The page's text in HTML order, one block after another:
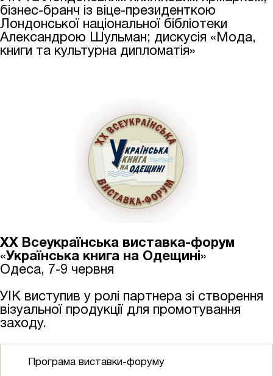
бізнес-бранч із віце-президенткою
Лондонської національної бібліотеки
Александрою Шульман; дискусія «Мода,
книги та культурна дипломатія»
ХХ Всеукраїнська виставка-форум
«Українська книга на Одещині»
Одеса, 7-9 червня
УІК виступив у ролі партнера зі створення
візуальної продукції для промотування
заходу.
Програма виставки-форуму